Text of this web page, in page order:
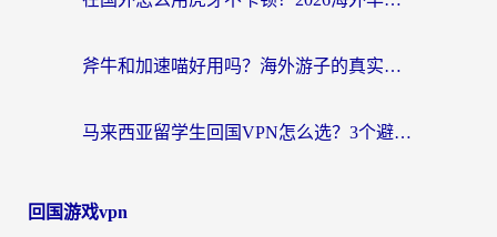
斧牛和加速喵好用吗？海外游子的真实选择困境
马来西亚留学生回国VPN怎么选？3个避坑点+1款实测好用的加速器推荐
回国游戏vpn